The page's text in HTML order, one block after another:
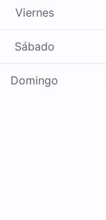
Viernes
Sábado
Domingo